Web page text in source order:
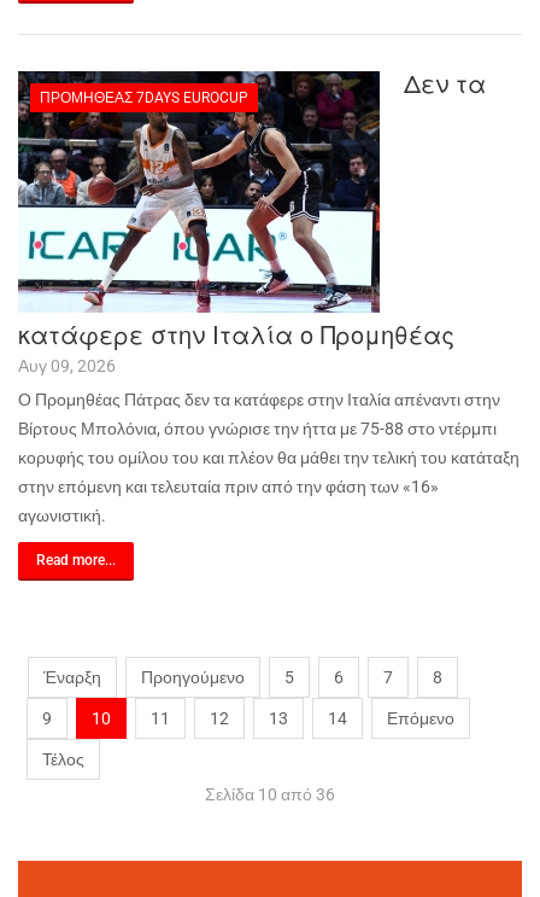
ΠΡΟΜΗΘΈΑΣ 7DAYS EUROCUP Δεν τα
κατάφερε στην Ιταλία ο Προμηθέας
Αυγ 09, 2026
Ο Προμηθέας Πάτρας δεν τα κατάφερε στην Ιταλία απέναντι στην
Βίρτους Μπολόνια, όπου γνώρισε την ήττα με 75-88 στο ντέρμπι
κορυφής του ομίλου του και πλέον θα μάθει την τελική του κατάταξη
στην επόμενη και τελευταία πριν από την φάση των «16»
αγωνιστική.
Read more...
Έναρξη Προηγούμενο 5 6 7 8
9 10 11 12 13 14 Επόμενο
Τέλος
Σελίδα 10 από 36